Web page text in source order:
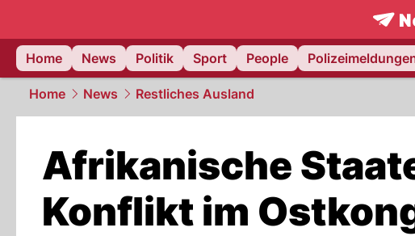
Home
News Politik Sport People
Home News Restliches Ausland
Afrikanische
Konflikt im